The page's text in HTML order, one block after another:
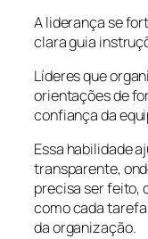
A liderança se
clara guia
Líderes que
orientações de
confiança da
Essa habilidade
transparente,
precisa ser feito,
como cada
da organização.